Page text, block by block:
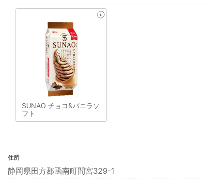
SUNAO チョコ&バニラソ
フト
住所
静岡県田方郡函南町間宮329-1